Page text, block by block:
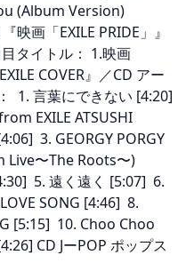
(Album Version)
画「EXILE PRIDE」』
タイトル： 1.映画
COVER』／CD アー
1. 言葉にできない [4:20]
EXILE ATSUSHI
3. GEORGY PORGY
Live〜The Roots〜)
5. 遠く遠く [5:07] 6.
SONG [4:46] 8.
[5:15] 10. Choo Choo
CD JーPOP ポップス